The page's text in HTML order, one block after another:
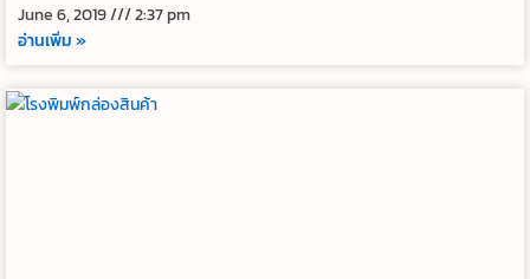
June 6, 2019
2:37 pm
อ่านเพิ่ม »